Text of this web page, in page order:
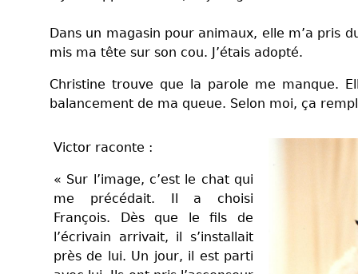
Dans un magasin pour animaux, elle m’a pris
mis ma tête sur son cou. J’étais adopté.
Christine trouve que la parole me manque.
balancement de ma queue. Selon moi, ça
Victor raconte :
« Sur l’image, c’est le chat qui
me précédait. Il a choisi
François. Dès que le fils de
l’écrivain arrivait, il s’installait
près de lui. Un jour, il est parti